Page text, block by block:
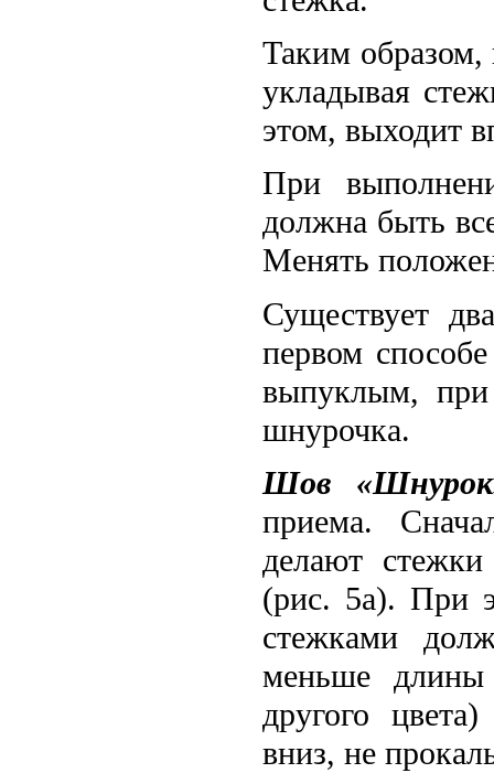
Таким
укладывая
этом, выходит
При
должна быть
Менять
Существует
первом
выпуклым,
шнурочка.
Шов
приема.
делают
(рис. 5а). При
стежками
меньше
другого
вниз, не